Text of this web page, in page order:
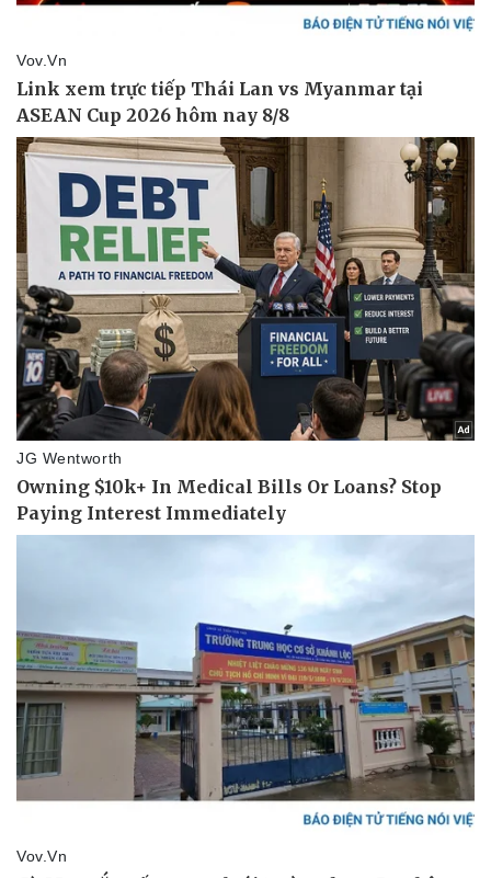
Pháp luật
Vụ án
Tin nóng
Tư vấn luật
Quân sự - Quốc phòng
Vũ khí
Việt Nam
Phân tích